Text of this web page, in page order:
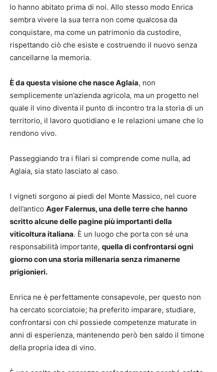
lo hanno abitato prima di noi. Allo stesso modo Enrica
sembra vivere la sua terra non come qualcosa da
conquistare, ma come un patrimonio da custodire,
rispettando ciò che esiste e costruendo il nuovo senza
cancellarne la memoria.
È da questa visione che nasce Aglaia, non
semplicemente un’azienda agricola, ma un progetto nel
quale il vino diventa il punto di incontro tra la storia di un
territorio, il lavoro quotidiano e le relazioni umane che lo
rendono vivo.
Passeggiando tra i filari si comprende come nulla, ad
Aglaia, sia stato lasciato al caso.
I vigneti sorgono ai piedi del Monte Massico, nel cuore
dell’antico Ager Falernus, una delle terre che hanno
scritto alcune delle pagine più importanti della
viticoltura italiana. È un luogo che porta con sé una
responsabilità importante, quella di confrontarsi ogni
giorno con una storia millenaria senza rimanerne
prigionieri.
Enrica ne è perfettamente consapevole, per questo non
ha cercato scorciatoie; ha preferito imparare, studiare,
confrontarsi con chi possiede competenze maturate in
anni di esperienza, mantenendo però ben saldo il timone
della propria idea di vino.